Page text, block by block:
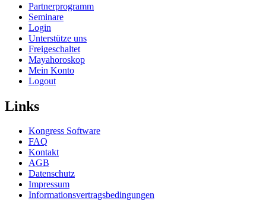
Partnerprogramm
Seminare
Login
Unterstütze uns
Freigeschaltet
Mayahoroskop
Mein Konto
Logout
Links
Kongress Software
FAQ
Kontakt
AGB
Datenschutz
Impressum
Informationsvertragsbedingungen